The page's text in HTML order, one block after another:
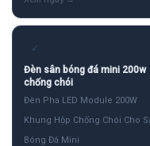
✓
Đèn sân bóng đá mini 200w
chống chói
Đèn Pha LED Module 200W
Khung Hộp Chống Chói Cho
Bóng Đá Mini